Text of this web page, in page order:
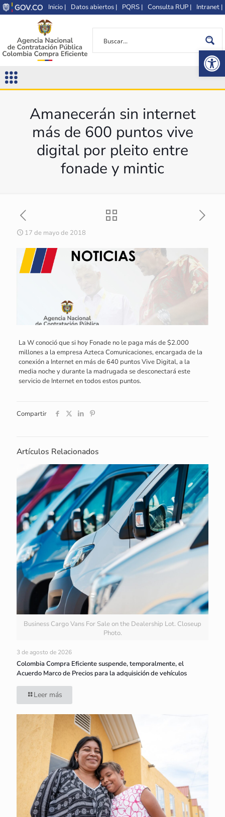
Inicio | Datos abiertos | PQRS | Consulta RUP | Intranet |
Amanecerán sin internet
más de 600 puntos vive
digital por pleito entre
fonade y mintic
17 de mayo de 2018
La W conoció que si hoy Fonade no le paga más de $2.000
millones a la empresa Azteca Comunicaciones, encargada de la
conexión a Internet en más de 640 puntos Vive Digital, a la
media noche y durante la madrugada se desconectará este
servicio de Internet en todos estos puntos.
Compartir
Artículos Relacionados
Business Cargo Vans For Sale on the Dealership Lot. Closeup
Photo.
3 de agosto de 2026
Colombia Compra Eficiente suspende, temporalmente, el
Acuerdo Marco de Precios para la adquisición de vehículos
Leer más